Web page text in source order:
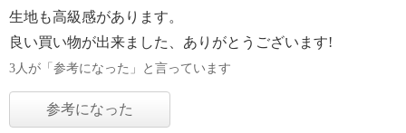
生地も高級感があります。
良い買い物が出来ました、ありがとうございます!
3人が「参考になった」と言っています
参考になった